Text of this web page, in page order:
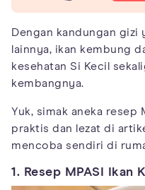
Dengan kandungan gizi
lainnya, ikan kembung
kesehatan Si Kecil
kembangnya.
Yuk, simak aneka resep
praktis dan lezat di
mencoba sendiri di
1. Resep MPASI Ikan